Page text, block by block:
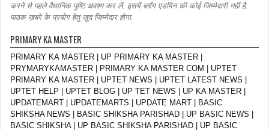
करने से पहले वैधानिक पुष्टि अवश्य कर लें. इसमें ब्लॉग एडमिन की कोई जिम्मेदारी नहीं है.
पाठक ख़बरे के प्रयोग हेतु खुद जिम्मेदार होगा.
PRIMARY KA MASTER
PRIMARY KA MASTER | UP PRIMARY KA MASTER |
PRYMARYKAMASTER | PRIMARY KA MASTER COM | UPTET
PRIMARY KA MASTER | UPTET NEWS | UPTET LATEST NEWS |
UPTET HELP | UPTET BLOG | UP TET NEWS | UP KA MASTER |
UPDATEMART | UPDATEMARTS | UPDATE MART | BASIC
SHIKSHA NEWS | BASIC SHIKSHA PARISHAD | UP BASIC NEWS |
BASIC SHIKSHA | UP BASIC SHIKSHA PARISHAD | UP BASIC